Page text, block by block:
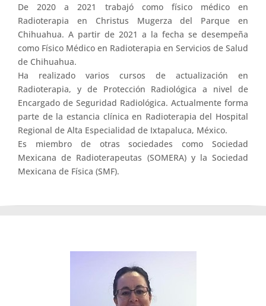
De 2020 a 2021 trabajó como físico médico en
Radioterapia en Christus Mugerza del Parque en
Chihuahua. A partir de 2021 a la fecha se desempeña
como Físico Médico en Radioterapia en Servicios de Salud
de Chihuahua.
Ha realizado varios cursos de actualización en
Radioterapia, y de Protección Radiológica a nivel de
Encargado de Seguridad Radiológica. Actualmente forma
parte de la estancia clínica en Radioterapia del Hospital
Regional de Alta Especialidad de Ixtapaluca, México.
Es miembro de otras sociedades como Sociedad
Mexicana de Radioterapeutas (SOMERA) y la Sociedad
Mexicana de Física (SMF).